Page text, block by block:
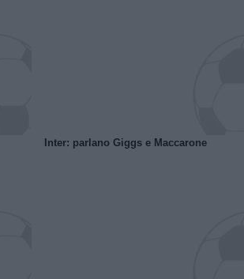
Inter: parlano Giggs e Maccarone